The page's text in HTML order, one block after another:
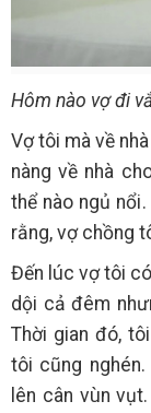
Hôm nào vợ đi
Vợ tôi mà về
nàng về nhà
thể nào ngủ
rằng, vợ chồng
Đến lúc vợ tôi
dội cả đêm
Thời gian đó,
tôi cũng
lên cân vùn